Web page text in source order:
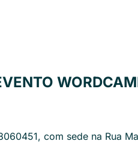
com sede na Rua